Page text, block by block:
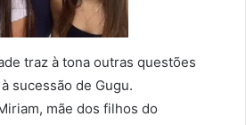
traz à tona outras questões
sucessão de Gugu.
mãe dos filhos do